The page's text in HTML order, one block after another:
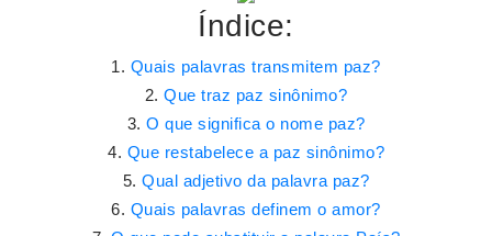
Índice:
Quais palavras transmitem paz?
Que traz paz sinônimo?
O que significa o nome paz?
Que restabelece a paz sinônimo?
Qual adjetivo da palavra paz?
Quais palavras definem o amor?